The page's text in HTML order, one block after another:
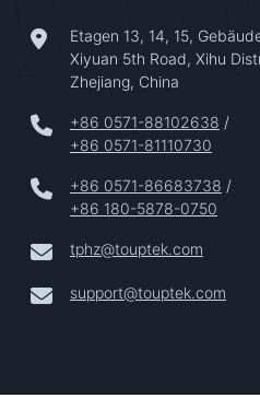
Etagen 13, 14, 15,
Xiyuan 5th Road, Xihu
Zhejiang, China
+86 0571-88102638 /
+86 0571-81110730
+86 0571-86683738 /
+86 180-5878-0750
tphz@touptek.com
support@touptek.com